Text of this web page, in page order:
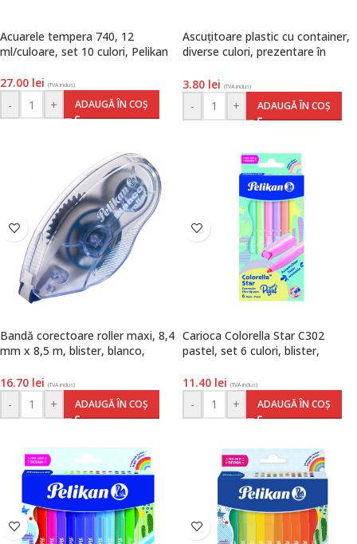
Acuarele tempera 740, 12
ml/culoare, set 10 culori, Pelikan
27.00 lei (TVA inclus)
- + ADAUGĂ ÎN COȘ
Ascuțitoare plastic cu container,
diverse culori, prezentare în
3.80 lei (TVA inclus)
- + ADAUGĂ ÎN COȘ
Bandă corectoare roller maxi, 8,4
mm x 8,5 m, blister, blanco,
16.70 lei (TVA inclus)
- + ADAUGĂ ÎN COȘ
Carioca Colorella Star C302
pastel, set 6 culori, blister,
11.40 lei (TVA inclus)
- + ADAUGĂ ÎN COȘ